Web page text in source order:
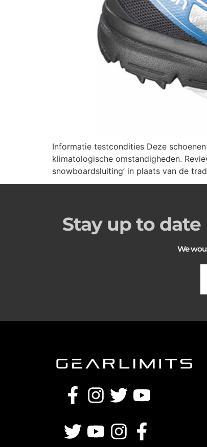
Informatie testcondities Deze
klimatologische omstandigheden.
snowboardsluiting’ in plaats van de
Stay up to date
We